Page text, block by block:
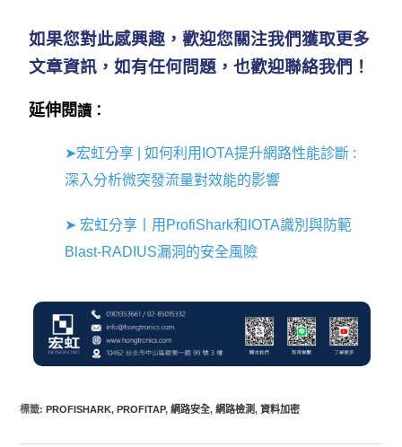
如果您對此感興趣，歡迎您關注我們獲取更多
文章資訊，如有任何問題，也歡迎聯絡我們！
延伸閱讀：
➤宏虹分享 | 如何利用IOTA提升網路性能診斷 :
深入分析微突發流量對效能的影響
➤ 宏虹分享丨用ProfiShark和IOTA識別與防範
Blast-RADIUS漏洞的安全風險
標籤:PROFISHARK, PROFITAP, 網路安全, 網路檢測, 資料加密